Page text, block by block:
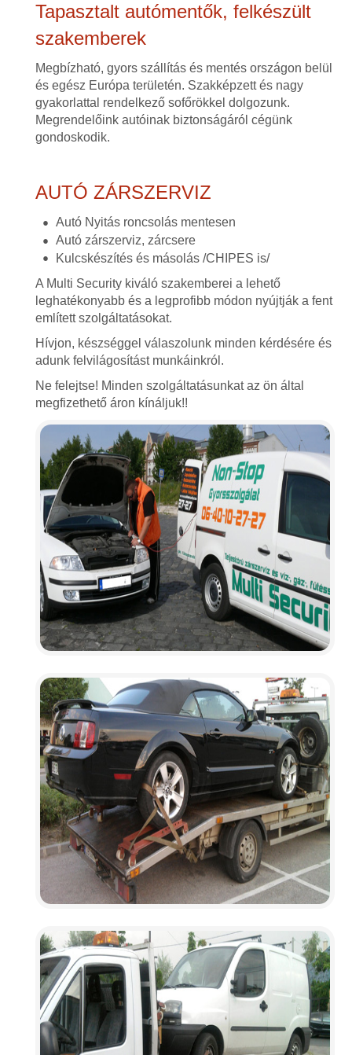
Tapasztalt autómentők, felkészült
szakemberek
Megbízható, gyors szállítás és mentés országon belül
és egész Európa területén. Szakképzett és nagy
gyakorlattal rendelkező sofőrökkel dolgozunk.
Megrendelőink autóinak biztonságáról cégünk
gondoskodik.
AUTÓ ZÁRSZERVIZ
Autó Nyitás roncsolás mentesen
Autó zárszerviz, zárcsere
Kulcskészítés és másolás /CHIPES is/
A Multi Security kiváló szakemberei a lehető
leghatékonyabb és a legprofibb módon nyújtják a fent
említett szolgáltatásokat.
Hívjon, készséggel válaszolunk minden kérdésére és
adunk felvilágosítást munkáinkról.
Ne felejtse! Minden szolgáltatásunkat az ön által
megfizethető áron kínáljuk!!